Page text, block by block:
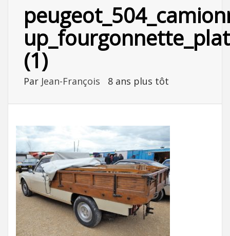
(1)
Par Jean-François 8 ans plus tôt